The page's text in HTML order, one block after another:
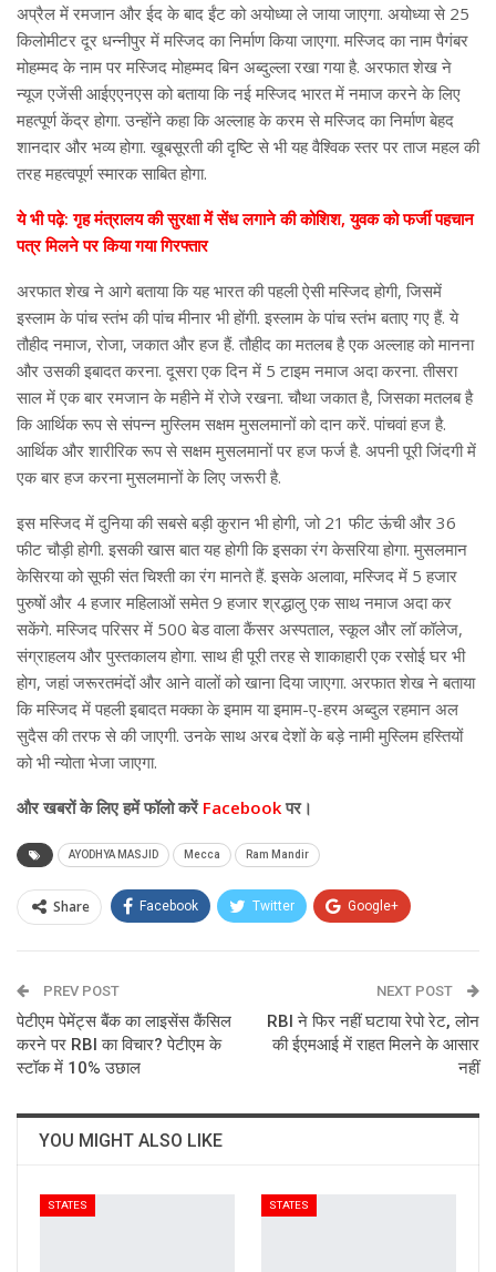
अप्रैल में रमजान और ईद के बाद ईंट को अयोध्या ले जाया जाएगा. अयोध्या से 25
किलोमीटर दूर धन्नीपुर में मस्जिद का निर्माण किया जाएगा. मस्जिद का नाम पैगंबर
मोहम्मद के नाम पर मस्जिद मोहम्मद बिन अब्दुल्ला रखा गया है. अरफात शेख ने
न्यूज एजेंसी आईएएनएस को बताया कि नई मस्जिद भारत में नमाज करने के लिए
महत्पूर्ण केंद्र होगा. उन्होंने कहा कि अल्लाह के करम से मस्जिद का निर्माण बेहद
शानदार और भव्य होगा. खूबसूरती की दृष्टि से भी यह वैश्विक स्तर पर ताज महल की
तरह महत्वपूर्ण स्मारक साबित होगा.
ये भी पढ़े: गृह मंत्रालय की सुरक्षा में सेंध लगाने की कोशिश, युवक को फर्जी पहचान
पत्र मिलने पर किया गया गिरफ्तार
अरफात शेख ने आगे बताया कि यह भारत की पहली ऐसी मस्जिद होगी, जिसमें
इस्लाम के पांच स्तंभ की पांच मीनार भी होंगी. इस्लाम के पांच स्तंभ बताए गए हैं. ये
तौहीद नमाज, रोजा, जकात और हज हैं. तौहीद का मतलब है एक अल्लाह को मानना
और उसकी इबादत करना. दूसरा एक दिन में 5 टाइम नमाज अदा करना. तीसरा
साल में एक बार रमजान के महीने में रोजे रखना. चौथा जकात है, जिसका मतलब है
कि आर्थिक रूप से संपन्न मुस्लिम सक्षम मुसलमानों को दान करें. पांचवां हज है.
आर्थिक और शारीरिक रूप से सक्षम मुसलमानों पर हज फर्ज है. अपनी पूरी जिंदगी में
एक बार हज करना मुसलमानों के लिए जरूरी है.
इस मस्जिद में दुनिया की सबसे बड़ी कुरान भी होगी, जो 21 फीट ऊंची और 36
फीट चौड़ी होगी. इसकी खास बात यह होगी कि इसका रंग केसरिया होगा. मुसलमान
केसिरया को सूफी संत चिश्ती का रंग मानते हैं. इसके अलावा, मस्जिद में 5 हजार
पुरुषों और 4 हजार महिलाओं समेत 9 हजार श्रद्धालु एक साथ नमाज अदा कर
सकेंगे. मस्जिद परिसर में 500 बेड वाला कैंसर अस्पताल, स्कूल और लॉ कॉलेज,
संग्राहलय और पुस्तकालय होगा. साथ ही पूरी तरह से शाकाहारी एक रसोई घर भी
होग, जहां जरूरतमंदों और आने वालों को खाना दिया जाएगा. अरफात शेख ने बताया
कि मस्जिद में पहली इबादत मक्का के इमाम या इमाम-ए-हरम अब्दुल रहमान अल
सुदैस की तरफ से की जाएगी. उनके साथ अरब देशों के बड़े नामी मुस्लिम हस्तियों
को भी न्योता भेजा जाएगा.
औरखबरों के लिए हमें फॉलो करेंFacebookपर।
AYODHYA MASJID Mecca Ram Mandir
Share Facebook Twitter Google+
Email
PREV POST
पेटीएम पेमेंट्स बैंक का लाइसेंस कैंसिल
करने पर RBI का विचार? पेटीएम के
स्टॉक में 10% उछाल
NEXT POST
RBI ने फिर नहीं घटाया रेपो रेट, लोन
की ईएमआई में राहत मिलने के आसार
नहीं
YOU MIGHT ALSO LIKE
STATES STATES